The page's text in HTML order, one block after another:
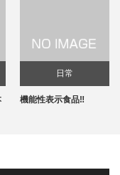
日常
機能性表示食品‼️